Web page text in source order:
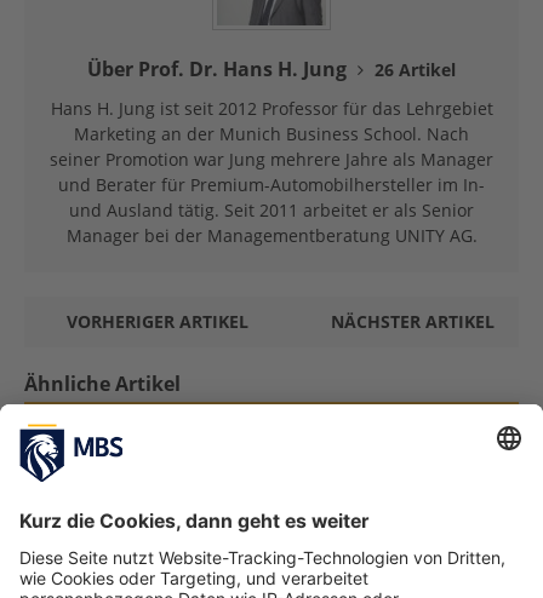
Über Prof. Dr. Hans H. Jung
26 Artikel
Hans H. Jung ist seit 2012 Professor für das Lehrgebiet
Marketing an der Munich Business School. Nach
seiner Promotion war Jung mehrere Jahre als Manager
und Berater für Premium-Automobilhersteller im In-
und Ausland tätig. Seit 2011 arbeitet er als Senior
Manager bei der Managementberatung UNITY AG.
VORHERIGER ARTIKEL NÄCHSTER ARTIKEL
Ähnliche Artikel
MBS Research Fellows im Portrait: Prof. Dr.
Alexander Richter